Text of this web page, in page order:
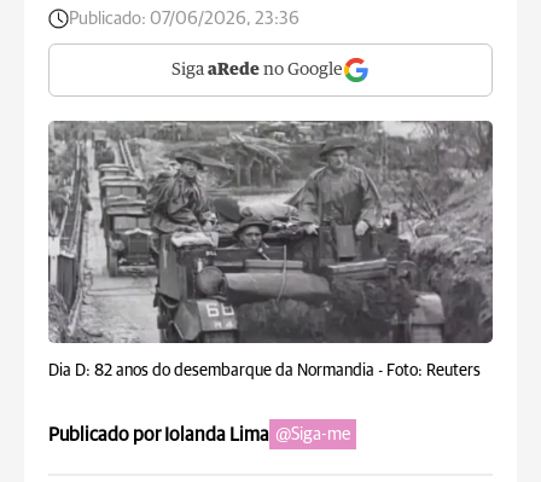
Publicado: 07/06/2026, 23:36
Siga aRede no Google
Dia D: 82 anos do desembarque da Normandia - Foto: Reuters
Publicado por Iolanda Lima @Siga-me